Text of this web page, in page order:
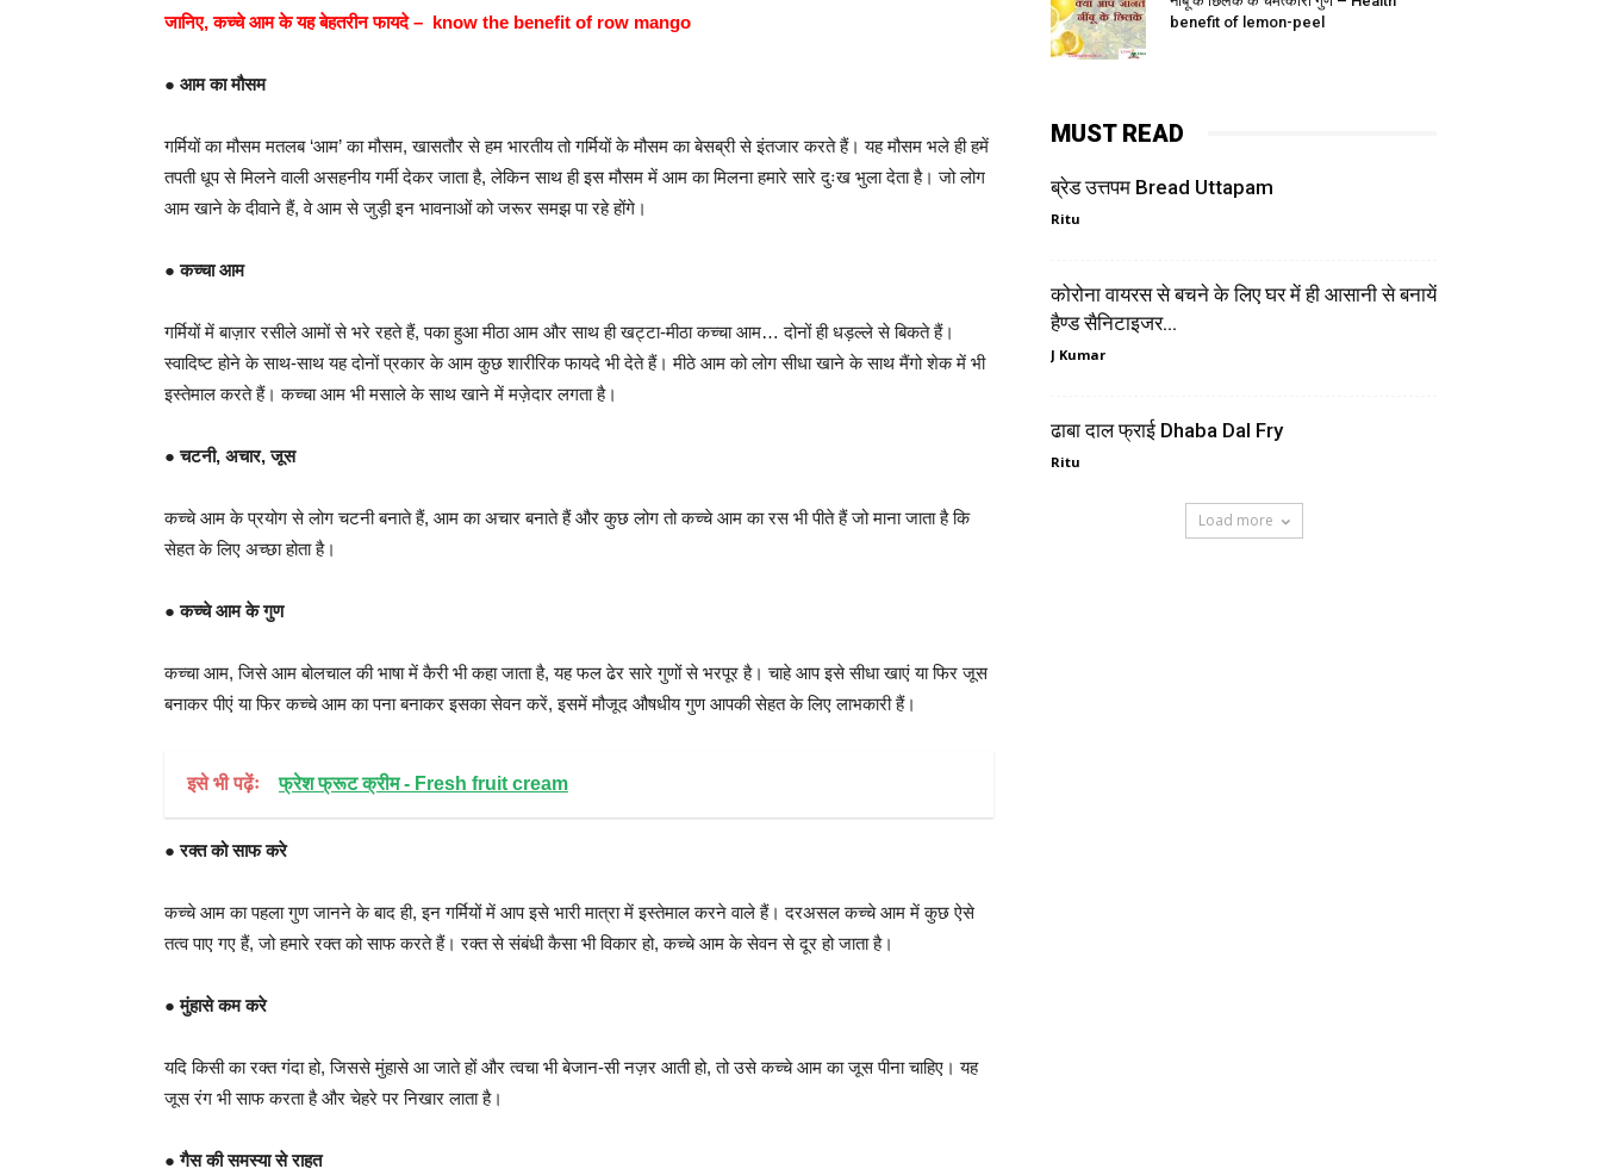
जानिए, कच्चे आम के यह बेहतरीन फायदे – know the benefit of row mango
● आम का मौसम
गर्मियों का मौसम मतलब ‘आम’ का मौसम, खासतौर से हम भारतीय तो गर्मियों के मौसम का बेसब्री से इंतजार करते हैं। यह मौसम भले ही हमें
तपती धूप से मिलने वाली असहनीय गर्मी देकर जाता है, लेकिन साथ ही इस मौसम में आम का मिलना हमारे सारे दुःख भुला देता है। जो लोग
आम खाने के दीवाने हैं, वे आम से जुड़ी इन भावनाओं को जरूर समझ पा रहे होंगे।
●कच्चा आम
गर्मियों में बाज़ार रसीले आमों से भरे रहते हैं, पका हुआ मीठा आम और साथ ही खट्टा-मीठा कच्चा आम… दोनों ही धड़ल्ले से बिकते हैं।
स्वादिष्ट होने के साथ-साथ यह दोनों प्रकार के आम कुछ शारीरिक फायदे भी देते हैं। मीठे आम को लोग सीधा खाने के साथ मैंगो शेक में भी
इस्तेमाल करते हैं। कच्चा आम भी मसाले के साथ खाने में मज़ेदार लगता है।
●चटनी, अचार, जूस
कच्चे आम के प्रयोग से लोग चटनी बनाते हैं, आम का अचार बनाते हैं और कुछ लोग तो कच्चे आम का रस भी पीते हैं जो माना जाता है कि
सेहत के लिए अच्छा होता है।
●कच्चे आम के गुण
कच्चा आम, जिसे आम बोलचाल की भाषा में कैरी भी कहा जाता है, यह फल ढेर सारे गुणों से भरपूर है। चाहे आप इसे सीधा खाएं या फिर जूस
बनाकर पीएं या फिर कच्चे आम का पना बनाकर इसका सेवन करें, इसमें मौजूद औषधीय गुण आपकी सेहत के लिए लाभकारी हैं।
इसे भी पढ़ेंः फ्रेश फ्रूट क्रीम - Fresh fruit cream
●रक्त को साफ करे
कच्चे आम का पहला गुण जानने के बाद ही, इन गर्मियों में आप इसे भारी मात्रा में इस्तेमाल करने वाले हैं। दरअसल कच्चे आम में कुछ ऐसे
तत्व पाए गए हैं, जो हमारे रक्त को साफ करते हैं। रक्त से संबंधी कैसा भी विकार हो, कच्चे आम के सेवन से दूर हो जाता है।
●मुंहासे कम करे
यदि किसी का रक्त गंदा हो, जिससे मुंहासे आ जाते हों और त्वचा भी बेजान-सी नज़र आती हो, तो उसे कच्चे आम का जूस पीना चाहिए। यह
जूस रंग भी साफ करता है और चेहरे पर निखार लाता है।
●गैस की समस्या से राहत
benefit of lemon-peel
MUST READ
ब्रेड उत्तपम Bread Uttapam
Ritu
कोरोना वायरस से बचने के लिए घर में ही आसानी से बनायें
हैण्ड सैनिटाइजर...
J Kumar
ढाबा दाल फ्राई Dhaba Dal Fry
Ritu
Load more